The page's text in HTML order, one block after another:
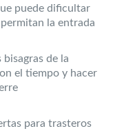
puede dificultar
la entrada
bisagras de la
el tiempo y hacer
para trasteros